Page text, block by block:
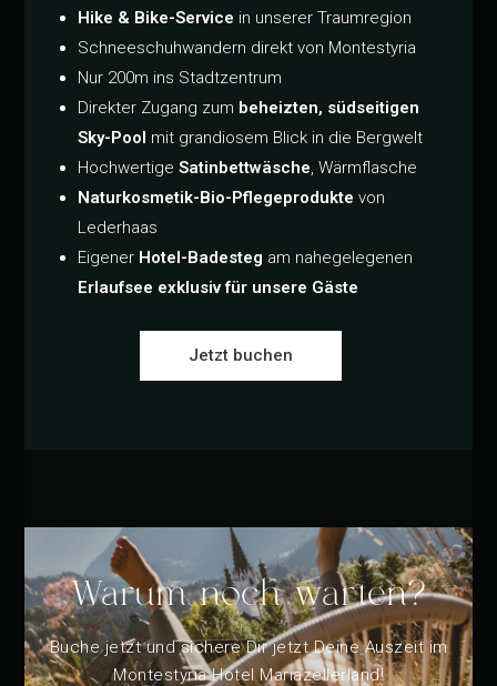
Hike & Bike-Service in unserer Traumregion
Schneeschuhwandern direkt von Montestyria
Nur 200m ins Stadtzentrum
Direkter Zugang zum beheizten, südseitigen
Sky-Pool mit grandiosem Blick in die Bergwelt
HochwertigeSatinbettwäsche, Wärmflasche
Naturkosmetik-Bio-Pflegeprodukte von
Lederhaas
Eigener Hotel-Badesteg am nahegelegenen
Erlaufsee exklusiv für unsere Gäste
Jetzt buchen
Warum noch warten?
Buche jetzt und sichere Dir jetzt Deine Auszeit im
Montestyria Hotel Mariazellerland!